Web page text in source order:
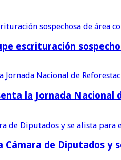
escrituración
la Jornada Nacional
Cámara de Diputados